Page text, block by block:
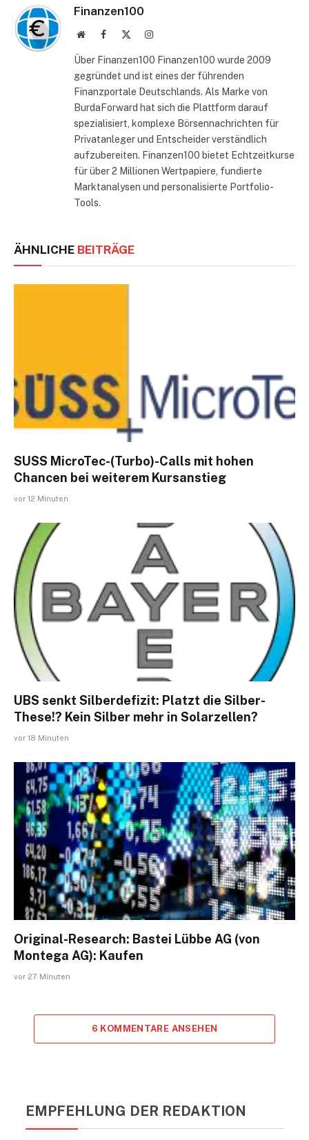
Finanzen100
WebsiteFacebook Instagram
Über Finanzen100 Finanzen100 wurde 2009
gegründet und ist eines der führenden
Finanzportale Deutschlands. Als Marke von
BurdaForward hat sich die Plattform darauf
spezialisiert, komplexe Börsennachrichten für
Privatanleger und Entscheider verständlich
aufzubereiten. Finanzen100 bietet Echtzeitkurse
für über 2 Millionen Wertpapiere, fundierte
Marktanalysen und personalisierte Portfolio-
Tools.
ÄHNLICHE BEITRÄGE
SUSS MicroTec-(Turbo)-Calls mit hohen
Chancen bei weiterem Kursanstieg
vor 12 Minuten
UBS senkt Silberdefizit: Platzt die Silber-
These!? Kein Silber mehr in Solarzellen?
vor 18 Minuten
Original-Research: Bastei Lübbe AG (von
Montega AG): Kaufen
vor 27 Minuten
6 KOMMENTARE ANSEHEN
EMPFEHLUNG DER REDAKTION